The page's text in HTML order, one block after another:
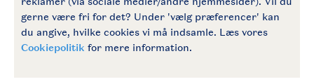
facebookinstagram